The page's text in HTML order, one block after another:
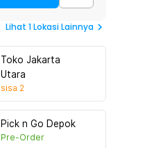
Lihat 1Lokasi Lainnya
Toko Jakarta
Utara
sisa 2
Pick n Go Depok
Pre-Order